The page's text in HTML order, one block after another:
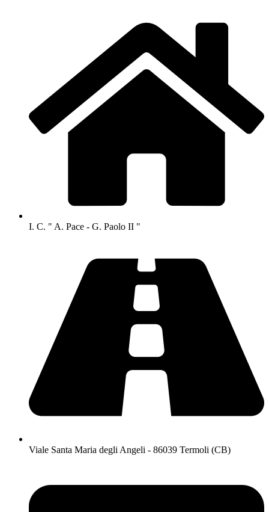
I. C. " A. Pace - G. Paolo II "
Viale Santa Maria degli Angeli - 86039 Termoli (CB)